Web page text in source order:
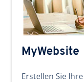
MyWebsite
Erstellen Sie